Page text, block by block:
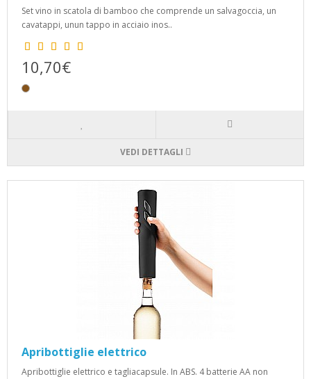
Set vino in scatola di bamboo che comprende un salvagoccia, un
cavatappi, unun tappo in acciaio inos..
10,70€
VEDI DETTAGLI
Apribottiglie elettrico
Apribottiglie elettrico e tagliacapsule. In ABS. 4 batterie AA non